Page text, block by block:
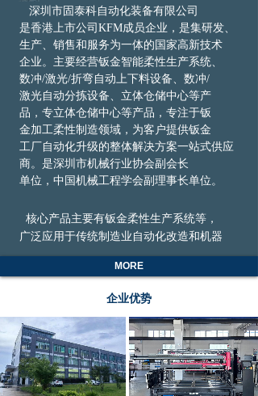
深圳市固泰科自动化装备有限公司
是香港上市公司KFM成员企业，是集研发、
生产、 销售和服务为一体的国家高新技术
企业。主要经营钣金智能柔性生产系统、
数冲/激光/折弯自动上下料设备、数冲/
激光自动分拣设备、 立体仓储中心等产
品，专立体仓储中心等产品，专注于钣
金加工柔性制造领域，为客户提供钣金
工厂自动化升级的整体解决方案一站式供应
商。是深圳 市机械行业协会副会长
单位，中国机械工程学会副理事长单位。
核心产品主要有钣金柔性生产系统等，
广泛应用于传统制造业自动化改造和机器
换人的产业转型升级。拥有自主知识产权
的“智能化柔性制造生产线”获得深圳市
心竞争力和先进的研发技术，是与国外同
类产品相媲美的高品质、高技术、高水准
的设备。固泰科自动化装备在华北、华东、
华南及国际各个区域的众多大中型企业中
广泛应用。
公司深圳总部位于深圳市宝安区西乡
MORE
企业优势